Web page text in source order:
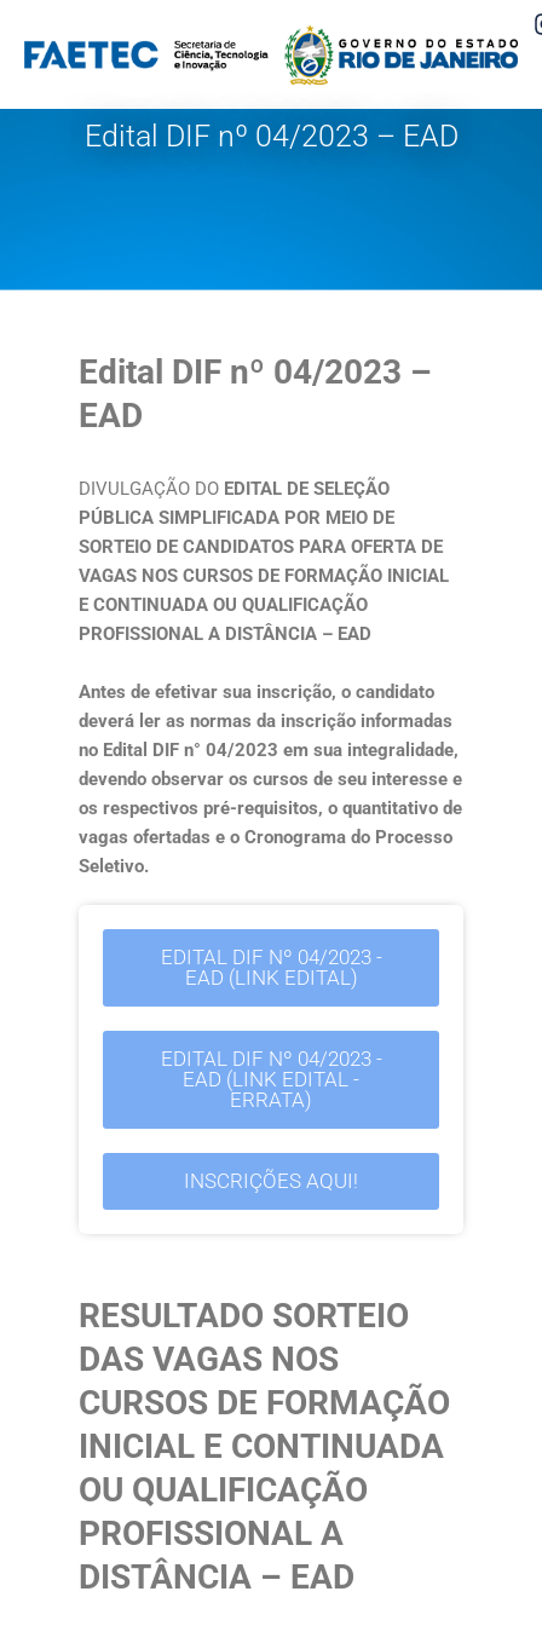
Pular
conteúdoEdital DIF nº 04/2023 – EAD
Edital DIF nº 04/2023 –
EAD
DIVULGAÇÃO DO EDITAL DE SELEÇÃO
PÚBLICA SIMPLIFICADA POR MEIO DE
SORTEIO DE CANDIDATOS PARA OFERTA DE
VAGAS NOS CURSOS DE FORMAÇÃO INICIAL
E CONTINUADA OU QUALIFICAÇÃO
PROFISSIONAL A DISTÂNCIA – EAD
Antes de efetivar sua inscrição, o candidato
deverá ler as normas da inscrição informadas
no Edital DIF n° 04/2023 em sua integralidade,
devendo observar os cursos de seu interesse e
os respectivos pré-requisitos, o quantitativo de
vagas ofertadas e o Cronograma do Processo
Seletivo.
EDITAL DIF Nº 04/2023 -
EAD (LINK EDITAL)
EDITAL DIF Nº 04/2023 -
EAD (LINK EDITAL -
ERRATA)
INSCRIÇÕES AQUI!
RESULTADO SORTEIO
DAS VAGAS NOS
CURSOS DE FORMAÇÃO
INICIAL E CONTINUADA
OU QUALIFICAÇÃO
PROFISSIONAL A
DISTÂNCIA – EAD